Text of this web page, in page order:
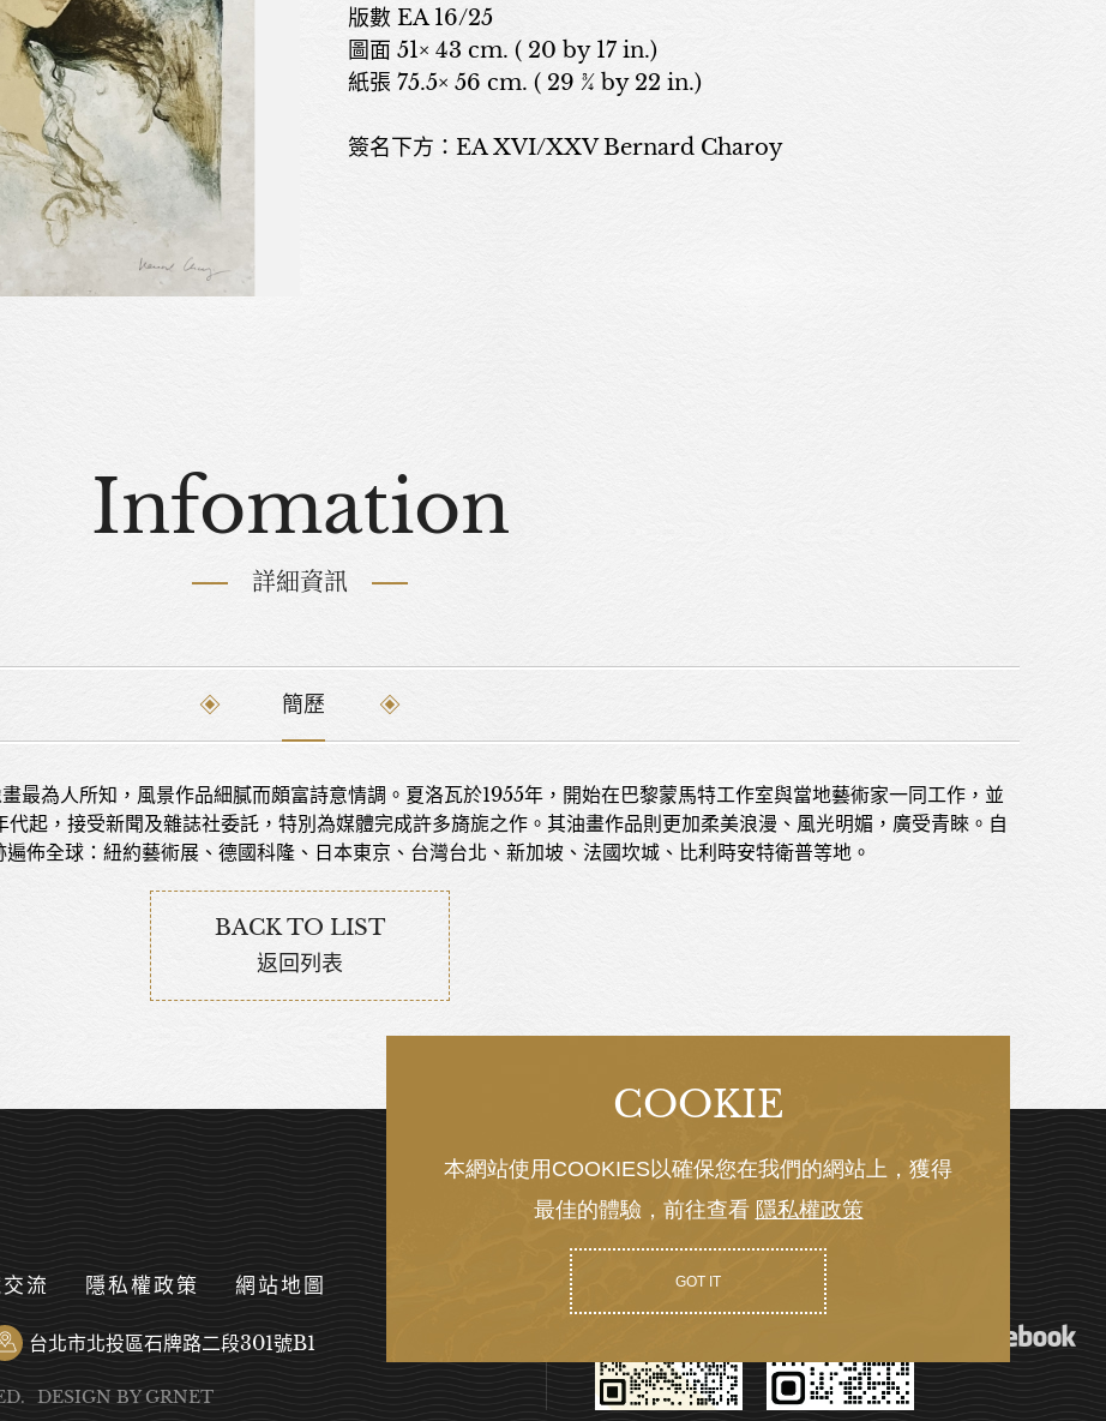
COOKIE
本網站使用COOKIES以確保您在我們的網站上，獲得
最佳的體驗，前往查看 隱私權政策
GOT IT
版數 EA 16/25
圖面 51× 43 cm. ( 20 by 17 in.)
紙張 75.5× 56 cm. ( 29 ¾ by 22 in.)
簽名下方：EA XVI/XXV Bernard Charoy
Infomation
詳細資訊
簡歷
最為人所知，風景作品細膩而頗富詩意情調。夏洛瓦於1955年，開始在巴黎蒙馬特工作室與當地藝術家一同工作，並
起，接受新聞及雜誌社委託，特別為媒體完成許多旖旎之作。其油畫作品則更加柔美浪漫、風光明媚，廣受青睞。自
佈全球：紐約藝術展、德國科隆、日本東京、台灣台北、新加坡、法國坎城、比利時安特衛普等地。
BACK TO LIST
返回列表
流 隱私權政策 網站地圖
台北市北投區石牌路二段301號B1
DESIGN BY GRNET